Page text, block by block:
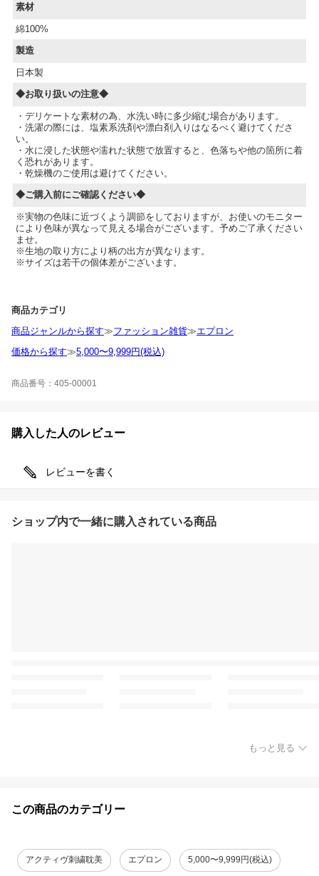
素材
綿100%
製造
日本製
◆お取り扱いの注意◆
・デリケートな素材の為、水洗い時に多少縮む場合があります。
・洗濯の際には、塩素系洗剤や漂白剤入りはなるべく避けてくださ
い。
・水に浸した状態や濡れた状態で放置すると、色落ちや他の箇所に着
く恐れがあります。
・乾燥機のご使用は避けてください。
◆ご購入前にご確認ください◆
※実物の色味に近づくよう調節をしておりますが、お使いのモニター
により色味が異なって見える場合がございます。予めご了承ください
ませ。
※生地の取り方により柄の出方が異なります。
※サイズは若干の個体差がございます。
商品カテゴリ
商品ジャンルから探す≫ファッション雑貨≫エプロン
価格から探す≫5,000〜9,999円(税込)
商品番号：405-00001
購入した人のレビュー
レビューを書く
ショップ内で一緒に購入されている商品
もっと見る
この商品のカテゴリー
アクティヴ刺繍耽美 エプロン 5,000〜9,999円(税込)